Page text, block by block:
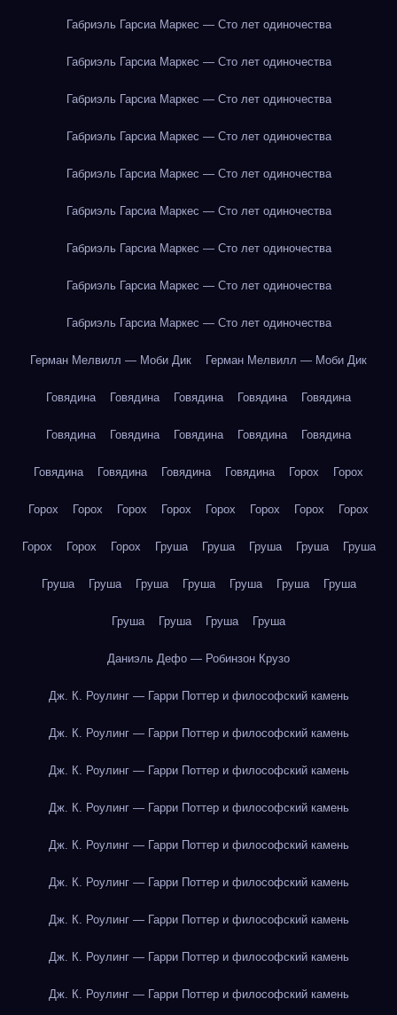
Габриэль Гарсиа Маркес — Сто лет одиночества
Габриэль Гарсиа Маркес — Сто лет одиночества
Габриэль Гарсиа Маркес — Сто лет одиночества
Габриэль Гарсиа Маркес — Сто лет одиночества
Габриэль Гарсиа Маркес — Сто лет одиночества
Габриэль Гарсиа Маркес — Сто лет одиночества
Габриэль Гарсиа Маркес — Сто лет одиночества
Габриэль Гарсиа Маркес — Сто лет одиночества
Габриэль Гарсиа Маркес — Сто лет одиночества
Герман Мелвилл — Моби Дик Герман Мелвилл — Моби Дик
Говядина Говядина Говядина Говядина Говядина
Говядина Говядина Говядина Говядина Говядина
Говядина Говядина Говядина Говядина Горох Горох
Горох Горох Горох Горох Горох Горох Горох Горох
Горох Горох Горох Груша Груша Груша Груша Груша
Груша Груша Груша Груша Груша Груша Груша
Груша Груша Груша Груша
Даниэль Дефо — Робинзон Крузо
Дж. К. Роулинг — Гарри Поттер и философский камень
Дж. К. Роулинг — Гарри Поттер и философский камень
Дж. К. Роулинг — Гарри Поттер и философский камень
Дж. К. Роулинг — Гарри Поттер и философский камень
Дж. К. Роулинг — Гарри Поттер и философский камень
Дж. К. Роулинг — Гарри Поттер и философский камень
Дж. К. Роулинг — Гарри Поттер и философский камень
Дж. К. Роулинг — Гарри Поттер и философский камень
Дж. К. Роулинг — Гарри Поттер и философский камень